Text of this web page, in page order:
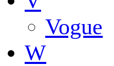
Vogue
W